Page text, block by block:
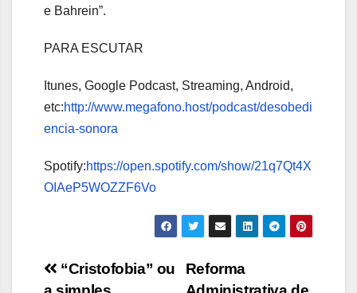
e Bahrein”.
PARA ESCUTAR
Itunes, Google Podcast, Streaming, Android,
etc:http://www.megafono.host/podcast/desobedi
encia-sonora
Spotify:https://open.spotify.com/show/21q7Qt4X
OIAeP5WOZZF6Vo
Navegação
Reforma
“Cristofobia” ou